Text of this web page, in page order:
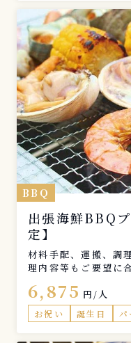
BBQ
出張海鮮BBQ
定】
材料手配、運搬、調
理内容等もご要望に
6,875 円/人
お祝い 誕生日 パ